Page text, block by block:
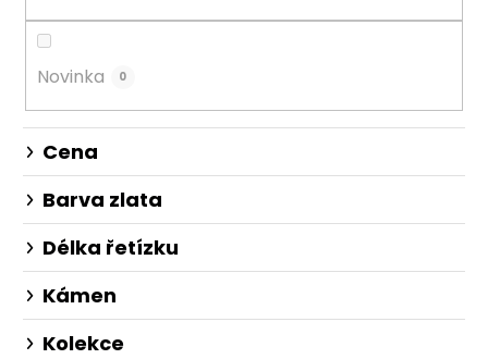
u
ů
Novinka 0
Cena
Barva zlata
Délka řetízku
Kámen
Kolekce